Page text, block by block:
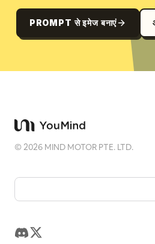
PROMPT से इमेज बनाएं
©2026 MIND MOTOR PTE. LTD.